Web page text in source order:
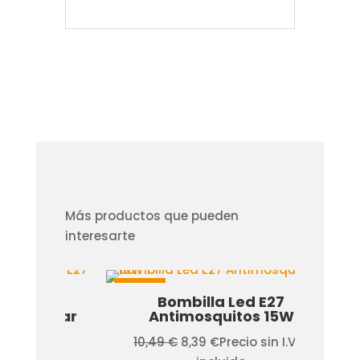
Más productos que pueden
interesarte
Bombilla Led E27
Antimosquitos 15W
€El
8,39€El
Precio sin I.V.A.